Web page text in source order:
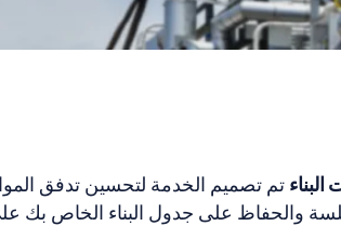
تم تصميم الخدمة لتحسين تدفق
على جدول البناء الخاص بك